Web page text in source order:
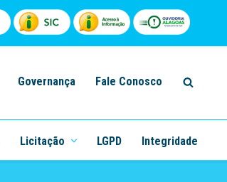
Governança Fale Conosco
Licitação LGPD Integridade